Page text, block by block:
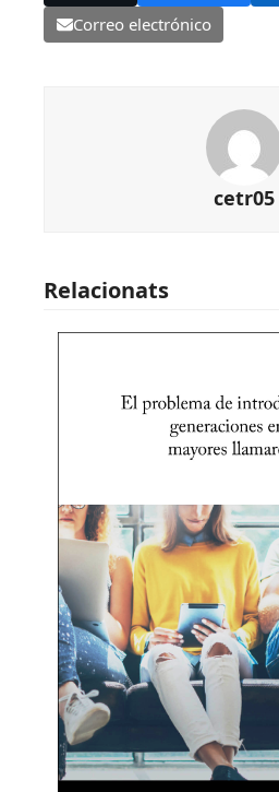
Correo electrónico
cetr05
Relacionats